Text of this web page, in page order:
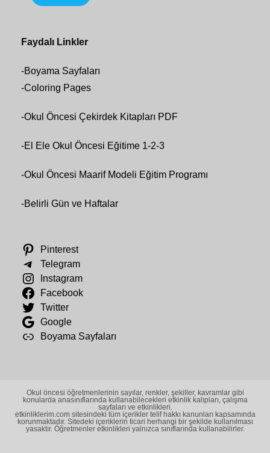
Faydalı Linkler
-Boyama Sayfaları
-Coloring Pages
-Okul Öncesi Çekirdek Kitapları PDF
-El Ele Okul Öncesi Eğitime 1-2-3
-Okul Öncesi Maarif Modeli Eğitim Programı
-Belirli Gün ve Haftalar
Pinterest
Telegram
Instagram
Facebook
Twitter
Google
Boyama Sayfaları
Okul öncesi öğretmenlerinin sayılar, renkler, şekiller, kavramlar gibi
konularda anasınıflarında kullanabilecekleri etkinlik kalıpları, çalışma
sayfaları ve etkinlikleri.
etkinliklerim.com sitesindeki tüm içerikler telif hakkı kanunları kapsamında
korunmaktadır. Sitedeki içeriklerin ticari herhangi bir şekilde kullanılması
yasaktır. Öğretmenler etkinlikleri yalnızca sınıflarında kullanabilirler.